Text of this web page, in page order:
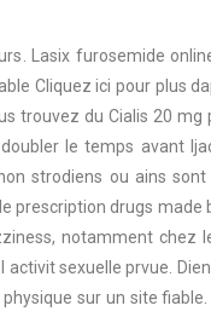
Lasix furosemide
Cliquez ici pour plus
trouvez du Cialis 20
le temps avant
strodiens ou ains
prescription drugs
notamment
sexuelle prvue.
sur un site